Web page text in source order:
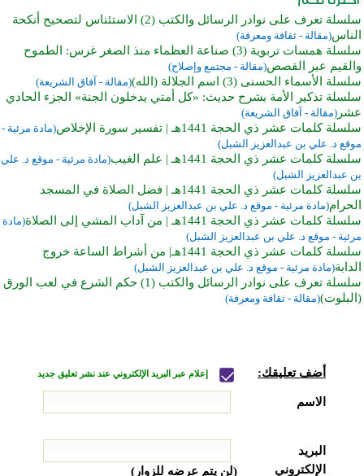
سلسلة تعرف على نوادر الرسائل والكتب (2) الاستئناس لتصحيح أنكحة
الناس(مقالة - ثقافة ومعرفة)
سلسلة همسات تربوية (3) صناعة العظماء منذ الصغر غرس: الطموح
والقيم عبر القصص(مقالة - مجتمع وإصلاح)
سلسلة الأسماء الحسنى (3) اسم الجلالة (الله) (مقالة - آفاق الشريعة)
سلسلة تذكير الأمة بشرح حديث: «كل أمتي يدخلون الجنة» الجزء الحادي
عشر (مقالة - آفاق الشريعة)
سلسلة كلمات عشر ذي الحجة 1441هـ | تفسير سورة الإخلاص
(مادة مرئية -
موقع د. علي بن عبدالعزيز الشبل)
سلسلة كلمات عشر ذي الحجة 1441هـ | علم الغيب
(مادة مرئية - موقع د. علي
بن عبدالعزيز الشبل)
سلسلة كلمات عشر ذي الحجة 1441هـ | فضل الصلاة في المسجد
الحرام(مادة مرئية - موقع د. علي بن عبدالعزيز الشبل)
سلسلة كلمات عشر ذي الحجة 1441هـ | من آداب المشي إلى الصلاة
(مادة
مرئية - موقع د. علي بن عبدالعزيز الشبل)
سلسلة كلمات عشر ذي الحجة 1441هـ| من أشراط الساعة خروج
الدابة(مادة مرئية - موقع د. علي بن عبدالعزيز الشبل)
سلسلة تعرف على نوادر الرسائل والكتب (1) حكم الشرع في لعب الورق
(البلوت)(مقالة - ثقافة ومعرفة)
أضف تعليقك: إعلام عبر البريد الإلكتروني عند نشر تعليق جديد
الاسم
البريد
الإلكتروني
(لن يتم عرضه للزوار)